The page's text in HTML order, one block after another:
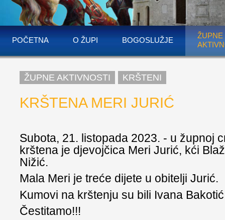
POČETNA O ŽUPI BOGOSLUŽJE
ŽUPNE
ŽUPNE AKTIVNOSTI KRŠTENI
KRŠTENA MERI JURIĆ
Subota, 21. listopada 2023. - u župnoj
krštena je djevojčica Meri Jurić, kći
Nižić.
Mala Meri je treće dijete u obitelji Jurić.
Kumovi na krštenju su bili Ivana
Čestitamo!!!